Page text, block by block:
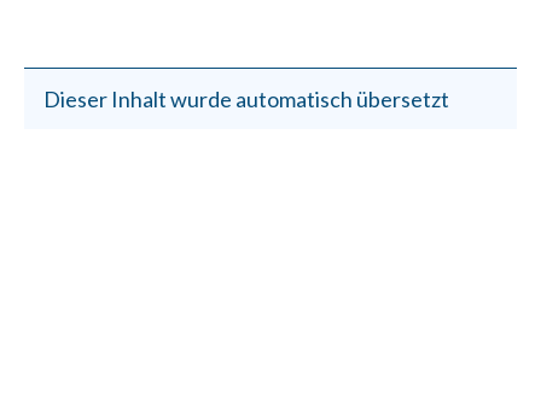
Dieser Inhalt wurde automatisch übersetzt